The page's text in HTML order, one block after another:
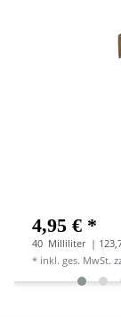
4,95 € *
40 Milliliter |
* inkl. ges. MwSt.